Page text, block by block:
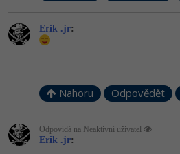
Erik .jr:
Nahoru Odpovědět
Odpovídá na Neaktivní uživatel
Erik .jr: